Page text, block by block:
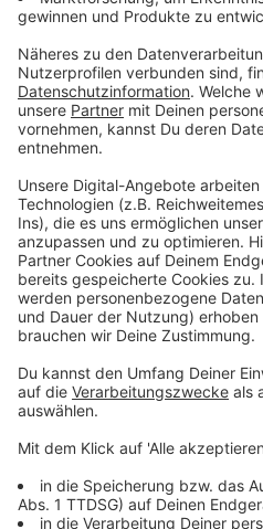
verarbeitet Tony Bauer
Der Titel bezieht sich auf
Arztes, der ihm als Kind
Fallschirmspringer - in dem
bei sich tragen müsse.
ständiger Begleiter, über ihn
Die Programmtitel-
an jenen Arzt, dem er sein
Anzeige
Die Krankheit
Tony Bauer leidet an einem